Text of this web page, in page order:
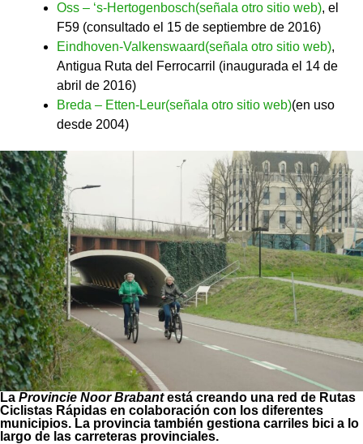
Oss – ‘s-Hertogenbosch(señala otro sitio web), el
F59 (consultado el 15 de septiembre de 2016)
Eindhoven-Valkenswaard(señala otro sitio web),
Antigua Ruta del Ferrocarril (inaugurada el 14 de
abril de 2016)
Breda – Etten-Leur(señala otro sitio web)(en uso
desde 2004)
La Provincie Noor Brabantestá creando una red de Rutas
Ciclistas Rápidas en colaboración con los diferentes
municipios. La provincia también gestiona carriles bici a lo
largo de las carreteras provinciales.